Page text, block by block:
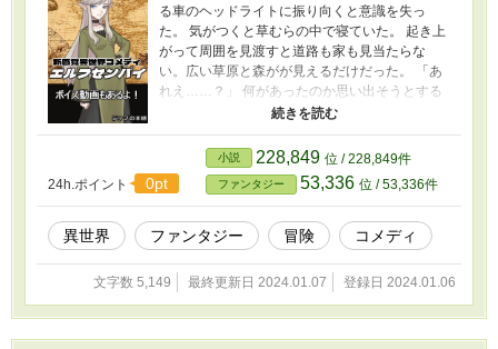
る車のヘッドライトに振り向くと意識を失っ
た。 気がつくと草むらの中で寝ていた。 起き上
がって周囲を見渡すと道路も家も見当たらな
い。広い草原と森がが見えるだけだった。 「あ
れえ……？」 何があったのか思い出そうとする
が車のヘッドライトが見えた事した思い出せな
「お前、こんなところで何をしている？」 そこ
にいたのは美しいエルフだった！ ※ボイスドラ
マの動画もあるよ１
https://www.youtube.com/watch?
v=ySGn_qaXpOk&t=5s
24h.ポイント 0pt
小説 228,849 位 / 228,849件
ファンタジー 53,336 位 / 53,336件
異世界 ファンタジー 冒険 コメディ
文字数 5,149 最終更新日 2024.01.07 登録日 2024.01.06